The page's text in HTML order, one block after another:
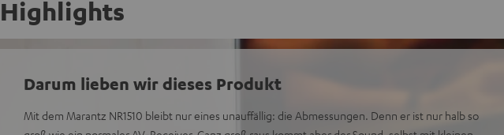
Highlights
Darum lieben wir dieses Produkt
Mit dem Marantz NR1510 bleibt nur eines unauffällig: die Abmessungen. Denn er ist nur halb so